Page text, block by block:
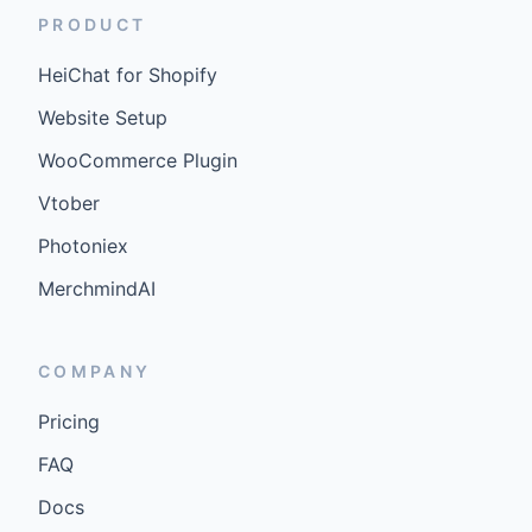
PRODUCT
HeiChat for Shopify
Website Setup
WooCommerce Plugin
Vtober
Photoniex
MerchmindAI
COMPANY
Pricing
FAQ
Docs